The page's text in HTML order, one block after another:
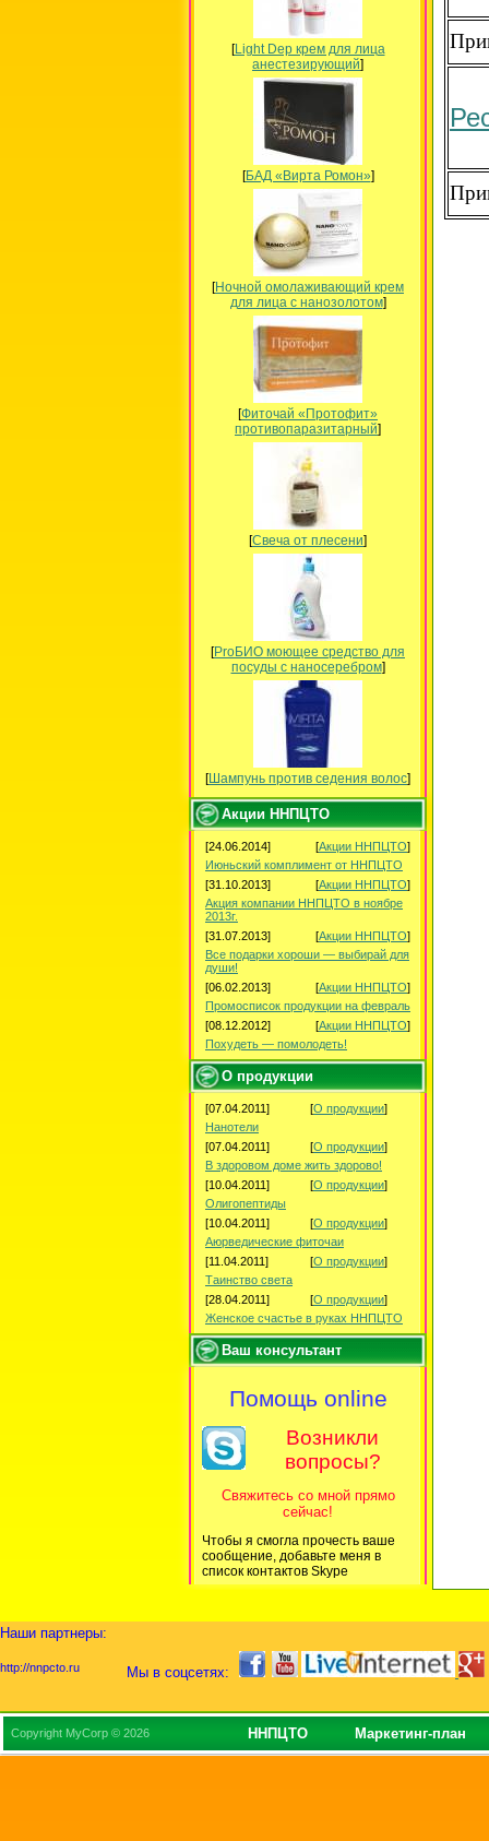
[Light Dep крем для лица
анестезирующий]
[БАД «Вирта Ромон»]
[Ночной омолаживающий крем
для лица с нанозолотом]
[Фиточай «Протофит»
противопаразитарный]
[Свеча от плесени]
[ProБИО моющее средство для
посуды c наносеребром]
[Шампунь против седения волос]
Акции ННПЦТО
[24.06.2014] [Акции ННПЦТО]
Июньский комплимент от ННПЦТО
[31.10.2013]
[Акции ННПЦТО]
Акция компании ННПЦТО в ноябре
2013г.
[31.07.2013]
[Акции ННПЦТО]
Все подарки хороши — выбирай для
души!
[06.02.2013]
[Акции ННПЦТО]
Промосписок продукции на февраль
[08.12.2012]
[Акции ННПЦТО]
Похудеть — помолодеть!
О продукции
[07.04.2011] [О продукции]
Нанотели
[07.04.2011]
[О продукции]
В здоровом доме жить здорово!
[10.04.2011]
[О продукции]
Олигопептиды
[10.04.2011]
[О продукции]
Аюрведические фиточаи
[11.04.2011]
[О продукции]
Таинство света
[28.04.2011]
[О продукции]
Женское счастье в руках ННПЦТО
Ваш консультант
Помощь online
Возникли
вопросы?
Свяжитесь со мной прямо
сейчас!
Чтобы я смогла прочесть ваше
сообщение, добавьте меня в
список контактов Skype
Наши партнеры:
Мы в соцсетях:
http://nnpcto.ru
Copyright MyCorp © 2026 ННПЦТО Маркетинг-план